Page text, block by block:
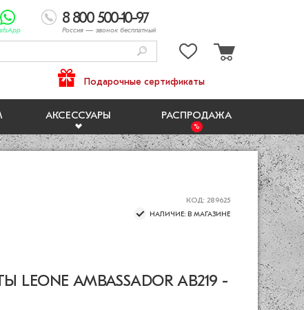
8 800 500-10-97
Россия — звонок бесплатный
АКСЕССУАРЫ РАСПРОДАЖА
Подарочные сертификаты
КОД: 289625
НАЛИЧИЕ: В МАГАЗИНЕ
AMBASSADOR AB219 -